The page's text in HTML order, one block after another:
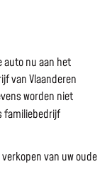
auto nu aan het
van Vlaanderen
worden niet
familiebedrijf
verkopen van uw oude